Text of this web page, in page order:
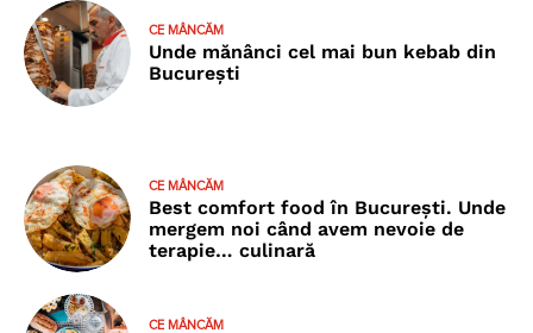
CE MÂNCĂM
Unde mănânci cel mai bun kebab din
București
CE MÂNCĂM
Best comfort food în București. Unde
mergem noi când avem nevoie de
terapie… culinară
CE MÂNCĂM